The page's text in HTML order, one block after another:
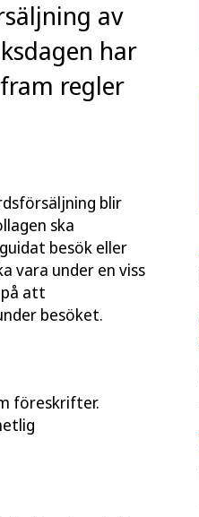
av
har
regler
blir
ska
besök eller
vara under en viss
att
besöket.
föreskrifter.